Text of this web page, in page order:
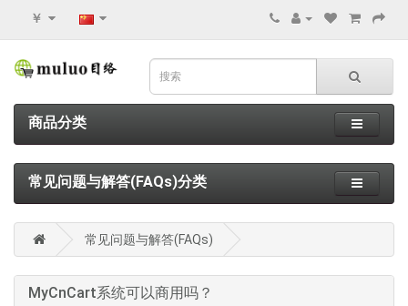
￥
商品分类
常见问题与解答(FAQs)分类
常见问题与解答(FAQs)
MyCnCart系统可以商用吗？